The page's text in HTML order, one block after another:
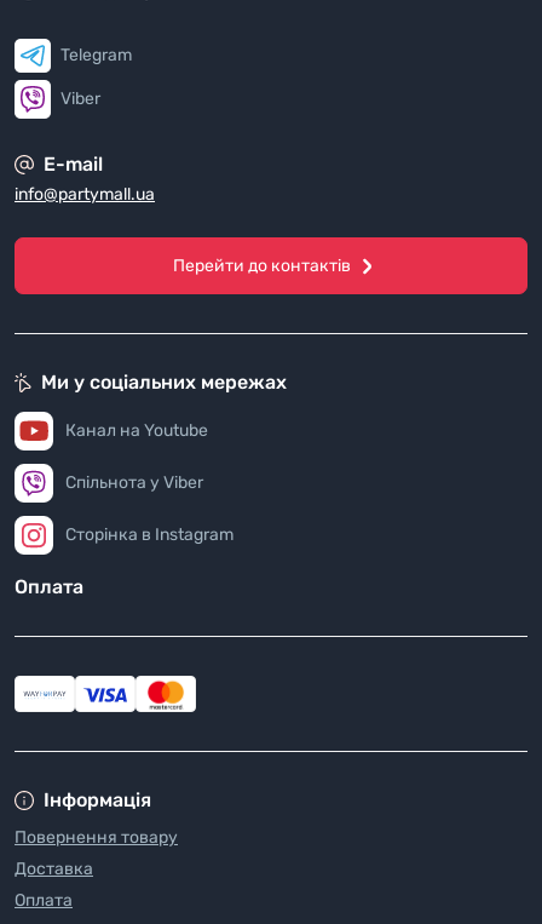
Telegram
Viber
E-mail
info@partymall.ua
Перейти до контактів
Інформація
Повернення товару
Доставка
Оплата
Ми у соціальних мережах
Канал на Youtube
Спільнота у Viber
Сторінка в Instagram
Оплата